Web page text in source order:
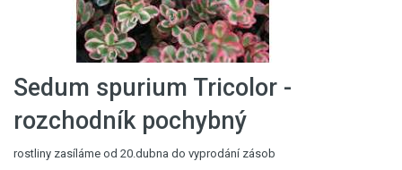
Sedum spurium Tricolor -
rozchodník pochybný
rostliny zasíláme od 20.dubna do vyprodání zásob